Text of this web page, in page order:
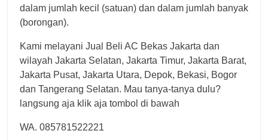
dalam jumlah kecil (satuan) dan dalam jumlah banyak
(borongan).
Kami melayani Jual Beli AC Bekas Jakarta dan
wilayah Jakarta Selatan, Jakarta Timur, Jakarta Barat,
Jakarta Pusat, Jakarta Utara, Depok, Bekasi, Bogor
dan Tangerang Selatan. Mau tanya-tanya dulu?
langsung aja klik aja tombol di bawah
WA. 085781522221